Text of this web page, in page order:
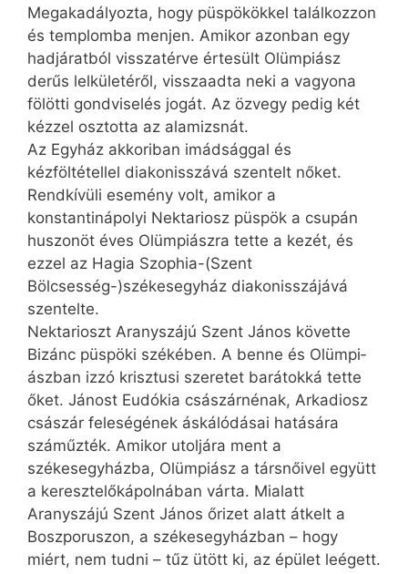
Megakadályozta, hogy püspökökkel találkozzon
és templomba menjen. Amikor azonban egy
hadjáratból visszatérve értesült Olümpiász
derűs lelkületéről, visszaadta neki a vagyona
fölötti gondviselés jogát. Az özvegy pedig két
kézzel osztotta az alamizsnát.
Az Egyház akkoriban imádsággal és
kézföltétellel diakonisszává szentelt nőket.
Rendkívüli esemény volt, amikor a
konstantinápolyi Nektariosz püspök a csupán
huszonöt éves Olümpiászra tette a kezét, és
ezzel az Hagia Szophia-(Szent
Bölcsesség-)székesegyház diakonisszájává
szentelte.
Nektarioszt Aranyszájú Szent János követte
Bizánc püspöki székében. A benne és Olüm­pi­
ászban izzó krisztusi szeretet barátokká tette
őket. Jánost Eudókia császárnénak, Arkadiosz
császár feleségének áskálódásai hatására
szám­űzték. Amikor utoljára ment a
székesegyházba, Olümpiász a társnőivel együtt
a keresztelőkápolnában várta. Mialatt
Aranyszájú Szent János őrizet alatt átkelt a
Boszporuszon, a székesegyházban – hogy
miért, nem tudni – tűz ütött ki, az épület leégett.